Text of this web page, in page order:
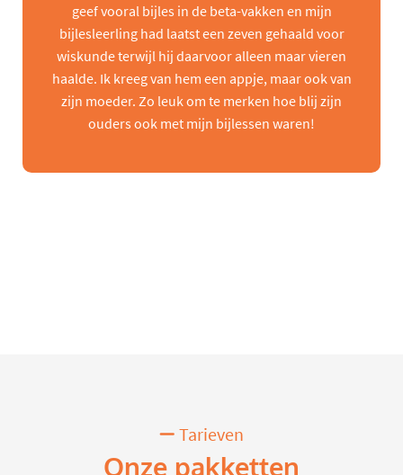
geef vooral bijles in de beta-vakken en mijn
bijlesleerling had laatst een zeven gehaald voor
wiskunde terwijl hij daarvoor alleen maar vieren
haalde. Ik kreeg van hem een appje, maar ook van
zijn moeder. Zo leuk om te merken hoe blij zijn
ouders ook met mijn bijlessen waren!
Tarieven
Onze pakketten